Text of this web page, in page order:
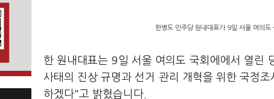
한병도 민주당 원내대표가 9일 서울 여의
한 원내대표는 9일 서울 여의도 국회에에서 열린
사태의 진상 규명과 선거 관리 개혁을 위한 국정
하겠다"고 밝혔습니다.